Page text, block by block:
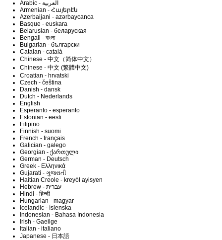
Armenian - Հայերէն
Azerbaijani - azərbaycanca
Basque - euskara
Belarusian - беларуская
Bengali - বাংলা
Bulgarian - български
Catalan - català
Chinese - 中文（简体中文）
Chinese - 中文 (繁體中文)
Croatian - hrvatski
Czech - čeština
Danish - dansk
Dutch - Nederlands
English
Esperanto - esperanto
Estonian - eesti
Filipino
Finnish - suomi
French - français
Galician - galego
Georgian - ქართული
German - Deutsch
Greek - Ελληνικά
Gujarati - ગુજરાતી
Haitian Creole - kreyòl ayisyen
Hindi - हिन्दी
Hungarian - magyar
Icelandic - íslenska
Indonesian - Bahasa Indonesia
Irish - Gaeilge
Italian - italiano
Japanese - 日本語